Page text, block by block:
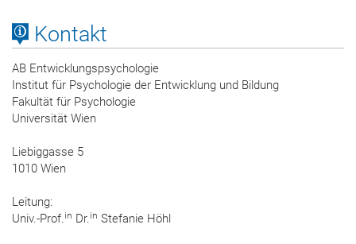
Kontakt
AB Entwicklungspsychologie
Institut für Psychologie der Entwicklung und Bildung
Fakultät für Psychologie
Universität Wien
Liebiggasse 5
1010 Wien
Leitung:
Univ.-Prof.in Dr.in Stefanie Höhl